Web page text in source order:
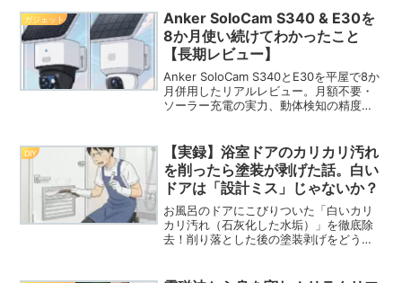
ガジェット
Anker SoloCam S340 & E30を
8か月使い続けてわかったこと
【長期レビュー】
Anker SoloCam S340とE30を平屋で8か
月併用したリアルレビュー。月額不要・
ソーラー充電の実力、動体検知の精度、
考に。
DIY
【実録】浴室ドアのカリカリ汚れ
を削ったら塗装が剥げた話。白い
ドアは「設計ミス」じゃないか？
お風呂のドアにこびりついた「白いカリ
カリ汚れ（石灰化した水垢）」を徹底除
去！削り落とした後の塗装剥げをどうリ